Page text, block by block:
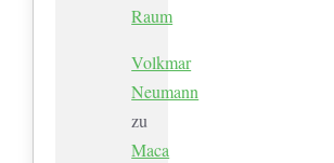
Raum
Volkmar
Neumann
zu
Maca